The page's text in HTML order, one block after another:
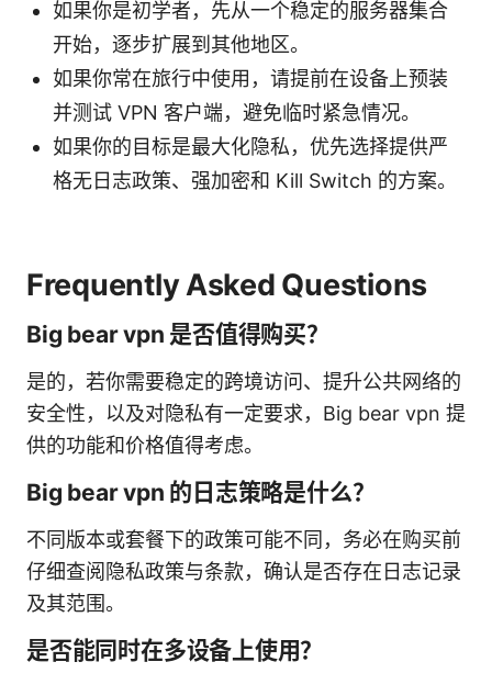
如果你是初学者，先从一个稳定的服务器集合
开始，逐步扩展到其他地区。
如果你常在旅行中使用，请提前在设备上预装
并测试 VPN 客户端，避免临时紧急情况。
如果你的目标是最大化隐私，优先选择提供严
格无日志政策、强加密和 Kill Switch 的方案。
Frequently Asked Questions
Big bear vpn 是否值得购买？
是的，若你需要稳定的跨境访问、提升公共网络的
安全性，以及对隐私有一定要求，Big bear vpn 提
供的功能和价格值得考虑。
Big bear vpn 的日志策略是什么？
不同版本或套餐下的政策可能不同，务必在购买前
仔细查阅隐私政策与条款，确认是否存在日志记录
及其范围。
是否能同时在多设备上使用？